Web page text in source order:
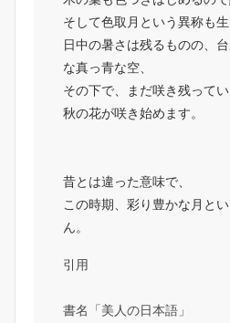
そして色取月という異称も生
日中の暑さは残るものの、
な真っ青な空、
その下で、まだ咲き残ってい
秋の花が咲き始めます。
昔とは違った意味で、
この時期、彩り豊かな月と
ん。
引用
書名「美人の日本語」